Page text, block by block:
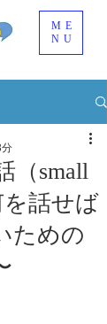
ME
NU
（small
話せば
ための